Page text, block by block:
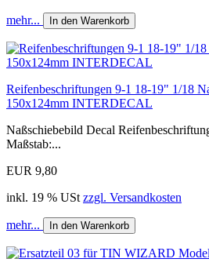
mehr... In den Warenkorb
Reifenbeschriftungen 9-1 18-19" 1/18
150x124mm INTERDECAL
Naßschiebebild Decal
Maßstab:...
EUR 9,80
inkl. 19 % USt zzgl. Versandkosten
mehr... In den Warenkorb